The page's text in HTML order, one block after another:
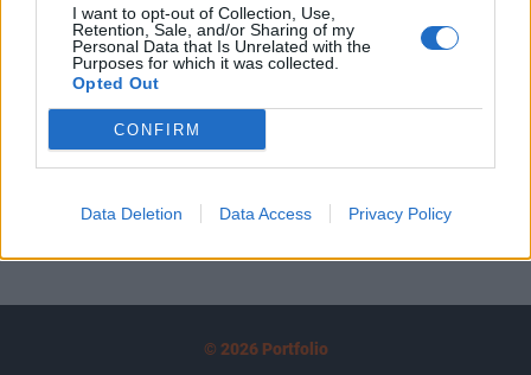
I want to opt-out of Collection, Use,
Retention, Sale, and/or Sharing of my
Personal Data that Is Unrelated with the
Purposes for which it was collected.
Opted Out
CONFIRM
Data Deletion Data Access Privacy Policy
kötéslistái
MÁR ELŐFIZETŐNK VAGY?BEJELENTKEZÉS
© 2026 Portfolio